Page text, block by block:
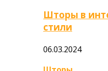
Шторы в
стили
06.03.2024